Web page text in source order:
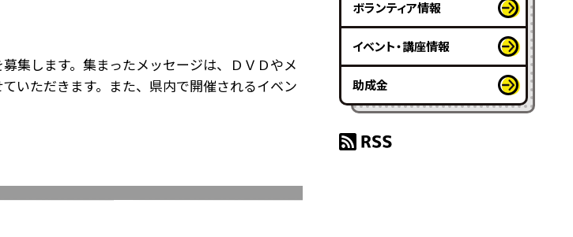
集します。集まったメッセージは、ＤＶＤやメ
いただきます。また、県内で開催されるイベン
ボランティア情報
イベント・講座情報
助成金